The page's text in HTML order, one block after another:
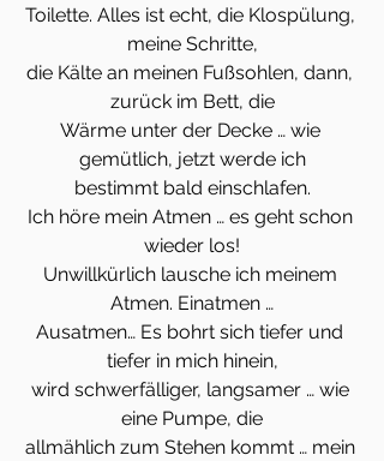
Toilette. Alles ist echt, die Klospülung,
meine Schritte,
die Kälte an meinen Fußsohlen, dann,
zurück im Bett, die
Wärme unter der Decke … wie
gemütlich, jetzt werde ich
bestimmt bald einschlafen.
Ich höre mein Atmen … es geht schon
wieder los!
Unwillkürlich lausche ich meinem
Atmen. Einatmen …
Ausatmen… Es bohrt sich tiefer und
tiefer in mich hinein,
wird schwerfälliger, langsamer … wie
eine Pumpe, die
allmählich zum Stehen kommt … mein